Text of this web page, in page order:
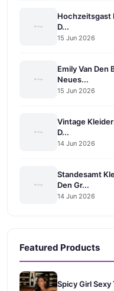
Hochzeitsgast
D...
15 Jun 2026
Emily Van Den
Neues...
15 Jun 2026
Vintage
D...
14 Jun 2026
Standesamt
Den Gr...
14 Jun 2026
Featured Products
Spicy Girl